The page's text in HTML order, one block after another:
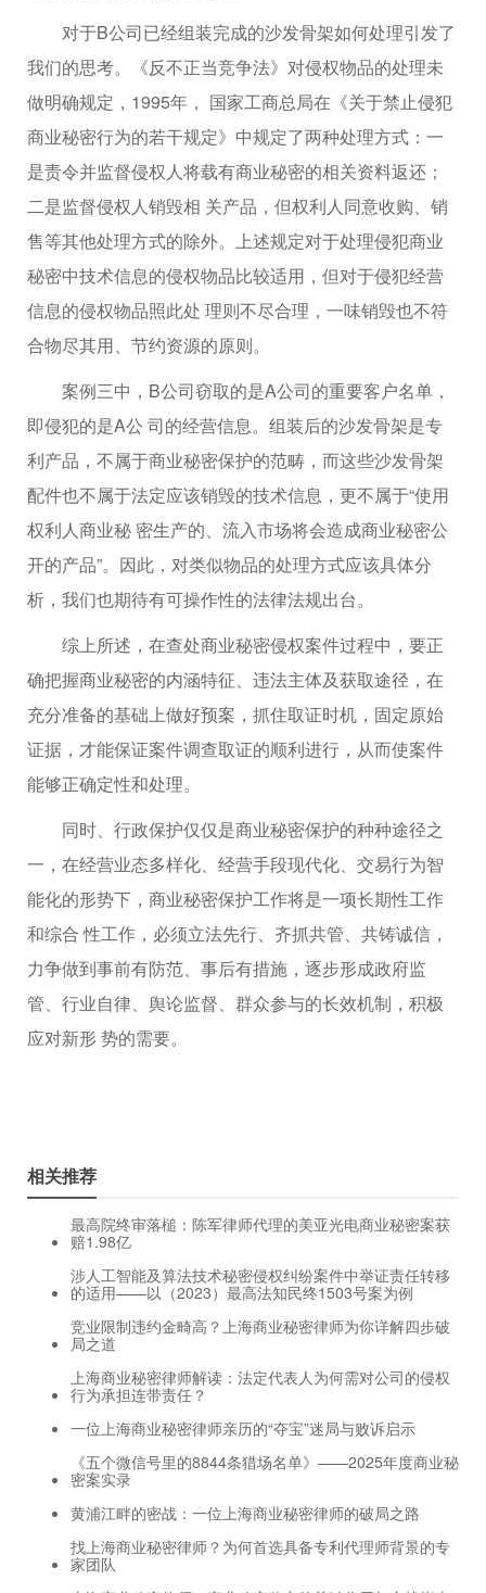
对于B公司已经组装完成的沙发骨架如何处理引发了
我们的思考。《反不正当竞争法》对侵权物品的处理未
做明确规定，1995年， 国家工商总局在《关于禁止侵犯
商业秘密行为的若干规定》中规定了两种处理方式：一
是责令并监督侵权人将载有商业秘密的相关资料返还；
二是监督侵权人销毁相 关产品，但权利人同意收购、销
售等其他处理方式的除外。上述规定对于处理侵犯商业
秘密中技术信息的侵权物品比较适用，但对于侵犯经营
信息的侵权物品照此处 理则不尽合理，一味销毁也不符
合物尽其用、节约资源的原则。
案例三中，B公司窃取的是A公司的重要客户名单，
即侵犯的是A公 司的经营信息。组装后的沙发骨架是专
利产品，不属于商业秘密保护的范畴，而这些沙发骨架
配件也不属于法定应该销毁的技术信息，更不属于“使用
权利人商业秘 密生产的、流入市场将会造成商业秘密公
开的产品”。因此，对类似物品的处理方式应该具体分
析，我们也期待有可操作性的法律法规出台。
综上所述，在查处商业秘密侵权案件过程中，要正
确把握商业秘密的内涵特征、违法主体及获取途径，在
充分准备的基础上做好预案，抓住取证时机，固定原始
证据，才能保证案件调查取证的顺利进行，从而使案件
能够正确定性和处理。
同时、行政保护仅仅是商业秘密保护的种种途径之
一，在经营业态多样化、经营手段现代化、交易行为智
能化的形势下，商业秘密保护工作将是一项长期性工作
和综合 性工作，必须立法先行、齐抓共管、共铸诚信，
力争做到事前有防范、事后有措施，逐步形成政府监
管、行业自律、舆论监督、群众参与的长效机制，积极
应对新形 势的需要。
相关推荐
最高院终审落槌：陈军律师代理的美亚光电商业秘密案获
赔1.98亿
涉人工智能及算法技术秘密侵权纠纷案件中举证责任转移
的适用——以（2023）最高法知民终1503号案为例
竞业限制违约金畸高？上海商业秘密律师为你详解四步破
局之道
上海商业秘密律师解读：法定代表人为何需对公司的侵权
行为承担连带责任？
一位上海商业秘密律师亲历的“夺宝”迷局与败诉启示
《五个微信号里的8844条猎场名单》——2025年度商业秘
密案实录
黄浦江畔的密战：一位上海商业秘密律师的破局之路
找上海商业秘密律师？为何首选具备专利代理师背景的专
家团队